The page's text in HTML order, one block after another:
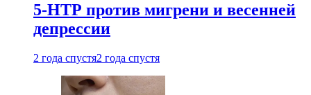
5-НТР против мигрени и весенней
депрессии
2 года спустя2 года спустя